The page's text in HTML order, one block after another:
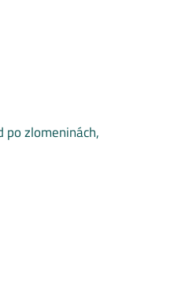
po zlomeninách,